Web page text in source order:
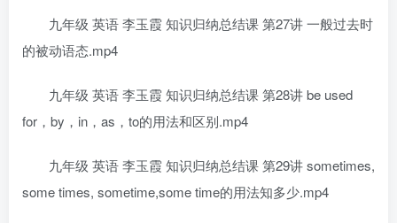
九年级 英语 李玉霞 知识归纳总结课 第27讲 一般过去时
的被动语态.mp4
九年级 英语 李玉霞 知识归纳总结课 第28讲 be used
for，by，in，as，to的用法和区别.mp4
九年级 英语 李玉霞 知识归纳总结课 第29讲 sometimes,
some times, sometime,some time的用法知多少.mp4